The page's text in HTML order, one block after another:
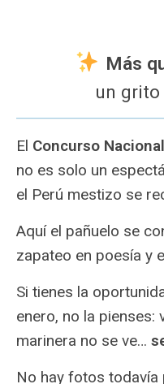
Más
un
El Concurso
no es solo un
el Perú mestizo se
Aquí el pañuelo se
zapateo en poesía y
Si tienes la
enero, no la pienses:
marinera no se ve…
No hay fotos todavía